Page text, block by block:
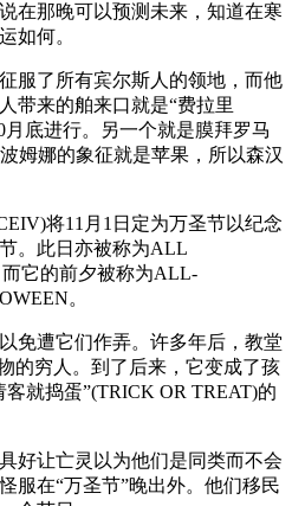
在那晚可以预测未来，知道在寒
如何。
了所有宾尔斯人的领地，而他
带来的舶来口就是“费拉里
底进行。另一个就是膜拜罗马
姆娜的象征就是苹果，所以森汉
将11月1日定为万圣节以纪念
。此日亦被称为ALL
它的前夕被称为ALL-
。
遭它们作弄。许多年后，教堂
的穷人。到了后来，它变成了孩
就捣蛋”(TRICK OR TREAT)的
让亡灵以为他们是同类而不会
服在“万圣节”晚出外。他们移民